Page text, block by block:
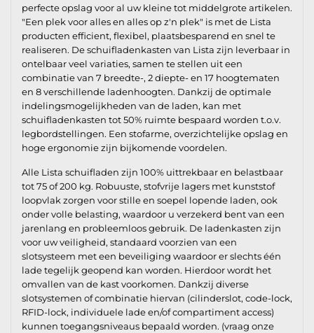
perfecte opslag voor al uw kleine tot middelgrote artikelen.
"Een plek voor alles en alles op z'n plek" is met de Lista
producten efficient, flexibel, plaatsbesparend en snel te
realiseren. De schuifladenkasten van Lista zijn leverbaar in
ontelbaar veel variaties, samen te stellen uit een
combinatie van 7 breedte-, 2 diepte- en 17 hoogtematen
en 8 verschillende ladenhoogten. Dankzij de optimale
indelingsmogelijkheden van de laden, kan met
schuifladenkasten tot 50% ruimte bespaard worden t.o.v.
legbordstellingen. Een stofarme, overzichtelijke opslag en
hoge ergonomie zijn bijkomende voordelen.
Alle Lista schuifladen zijn 100% uittrekbaar en belastbaar
tot 75 of 200 kg. Robuuste, stofvrije lagers met kunststof
loopvlak zorgen voor stille en soepel lopende laden, ook
onder volle belasting, waardoor u verzekerd bent van een
jarenlang en probleemloos gebruik. De ladenkasten zijn
voor uw veiligheid, standaard voorzien van een
slotsysteem met een beveiliging waardoor er slechts één
lade tegelijk geopend kan worden. Hierdoor wordt het
omvallen van de kast voorkomen. Dankzij diverse
slotsystemen of combinatie hiervan (cilinderslot, code-lock,
RFID-lock, individuele lade en/of compartiment access)
kunnen toegangsniveaus bepaald worden. (vraag onze